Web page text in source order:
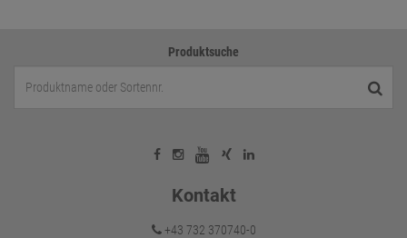
Produktsuche
Kontakt
+43 732 370740-0